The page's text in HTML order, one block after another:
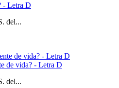
- Letra D
del...
de vida? - Letra D
del...